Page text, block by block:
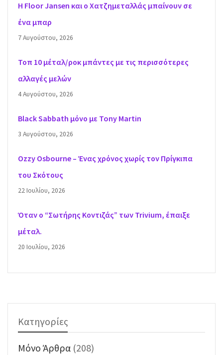
H Floor Jansen και ο Χατζημεταλλάς μπαίνουν σε
ένα μπαρ
7 Αυγούστου, 2026
Τοπ 10 μέταλ/ροκ μπάντες με τις περισσότερες
αλλαγές μελών
4 Αυγούστου, 2026
Black Sabbath μόνο με Tony Martin
3 Αυγούστου, 2026
Ozzy Osbourne – Ένας χρόνος χωρίς τον Πρίγκιπα
του Σκότους
22 Ιουλίου, 2026
Όταν ο “Σωτήρης Κοντιζάς” των Trivium, έπαιξε
μέταλ.
20 Ιουλίου, 2026
Κατηγορίες
Mόνο Άρθρα (208)